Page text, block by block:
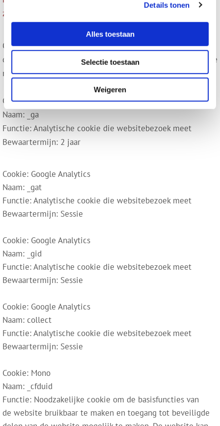
Details tonen
Alles toestaan
Selectie toestaan
Weigeren
zijn-het-en-wat-doe-ik-ermee/
Op deze website worden ook cookies geplaatst door
derden. Dit zijn bijvoorbeeld adverteerders en/of de sociale
media-bedrijven. Hieronder een overzicht:
Cookie: Google Analytics
Naam: _ga
Functie: Analytische cookie die websitebezoek meet
Bewaartermijn: 2 jaar
Cookie: Google Analytics
Naam: _gat
Functie: Analytische cookie die websitebezoek meet
Bewaartermijn: Sessie
Cookie: Google Analytics
Naam: _gid
Functie: Analytische cookie die websitebezoek meet
Bewaartermijn: Sessie
Cookie: Google Analytics
Naam: collect
Functie: Analytische cookie die websitebezoek meet
Bewaartermijn: Sessie
Cookie: Mono
Naam: _cfduid
Functie: Noodzakelijke cookie om de basisfuncties van
de website bruikbaar te maken en toegang tot beveiligde